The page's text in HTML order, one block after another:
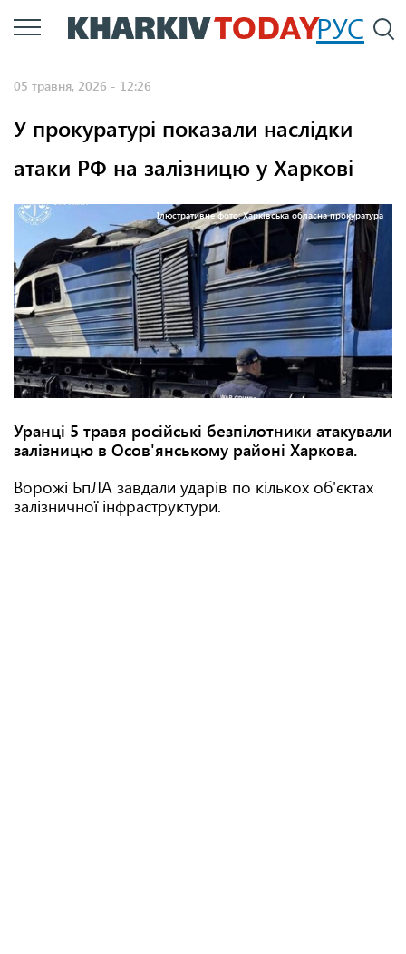
Перейти
до
РУС
05 травня, 2026 - 12:26
У прокуратурі показали наслідки
атаки РФ на залізницю у Харкові
Ілюстративне фото: Харківська обласна прокуратура
Уранці 5 травя російські безпілотники атакували
залізницю в Осов'янському районі Харкова.
Ворожі БпЛА завдали ударів по кількох об'єктах
залізничної інфраструктури.